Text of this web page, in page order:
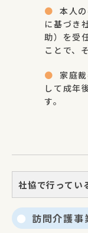
本人
に基づき
助）を受
ことで、
家庭
して成年
す。
社協で行ってい
訪問介護事